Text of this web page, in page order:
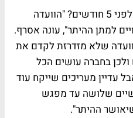
למה אין היתר בפרויקט בו זכו לפני 5 חודשים? "הוועדה
למתן ההיתר", עונה אסרף.
שלא מזדרזת לקדם את
בחברה עושים הכל
עדיין מעריכים שייקח עוד
שלושה עד מפגש
ההיתר".